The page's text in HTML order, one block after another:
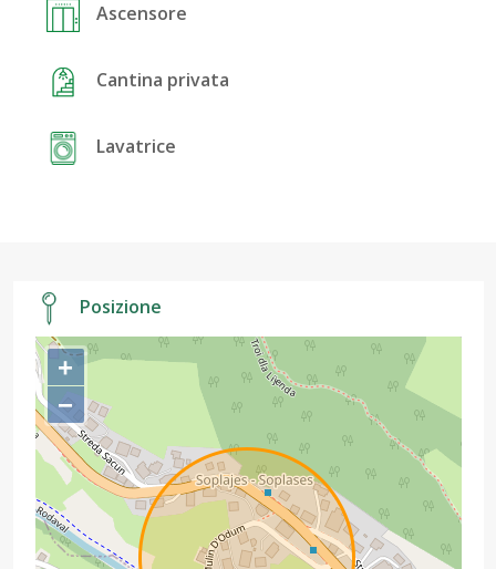
Ascensore
Cantina privata
Lavatrice
Posizione
+
−